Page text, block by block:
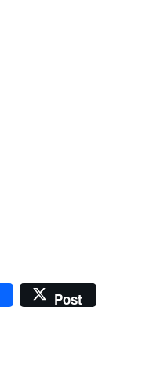
Post